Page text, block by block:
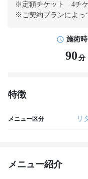
※定額チケット 4チ
※ご契約プランによっ
施術時
90 分
特徴
メニュー区分 リ
メニュー紹介